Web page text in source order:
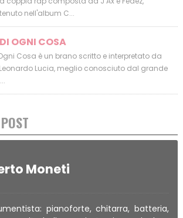
nell'album C...
OGNI COSA
Cosa è un brano scritto e interpretato da
Lucia, meglio conosciuto dal grande
Moneti
pianoforte, chitarra, batteria,